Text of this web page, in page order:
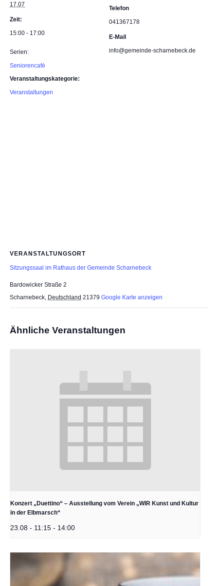
17.07
Zeit:
15:00 - 17:00
Serien:
Seniorencafé
Veranstaltungskategorie:
Veranstaltungen
Telefon
041367178
E-Mail
info@gemeinde-scharnebeck.de
VERANSTALTUNGSORT
Sitzungssaal im Rathaus der Gemeinde Scharnebeck
Bardowicker Straße 2
Scharnebeck, Deutschland 21379 Google Karte anzeigen
Ähnliche Veranstaltungen
Konzert „Duettino“ – Ausstellung vom Verein „WIR Kunst und Kultur
in der Elbmarsch“
23.08 - 11:15 - 14:00